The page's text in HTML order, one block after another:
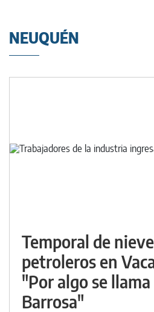
NEUQUÉN
Temporal de
petroleros en
"Por algo se
Barrosa"